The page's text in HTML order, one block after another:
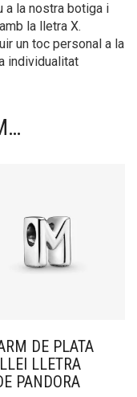
a la nostra botiga i
la lletra X.
un toc personal a la
individualitat
DE PLATA
LLETRA
PANDORA